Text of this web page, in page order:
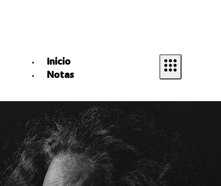
Inicio
Notas